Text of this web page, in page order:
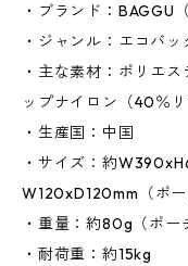
・ブランド：BAGGU
・ジャンル：エコバッ
・主な素材：ポリエ
ップナイロン（40％リ
・生産国：中国
・サイズ：約
W120xD120mm（ポー
・重量：約80g（ポー
・耐荷重：約15kg